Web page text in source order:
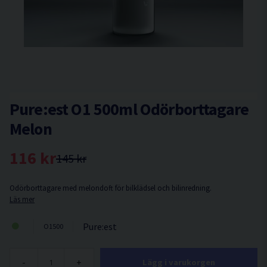
Pure:est O1 500ml Odörborttagare
Melon
145 kr
116 kr
Odörborttagare med melondoft för bilklädsel och bilinredning.
Läs mer
O1500 Pure:est
- +